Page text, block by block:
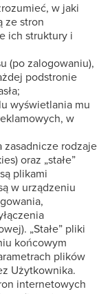
w jaki
ze stron
ich struktury i
(po zalogowaniu),
podstronie
wyświetlania mu
w
zasadnicze rodzaje
oraz „stałe”
plikami
w urządzeniu
„Stałe” pliki
końcowym
plików
Użytkownika.
internetowych